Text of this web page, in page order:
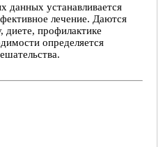
данных устанавливается
лечение. Даются
профилактике
определяется